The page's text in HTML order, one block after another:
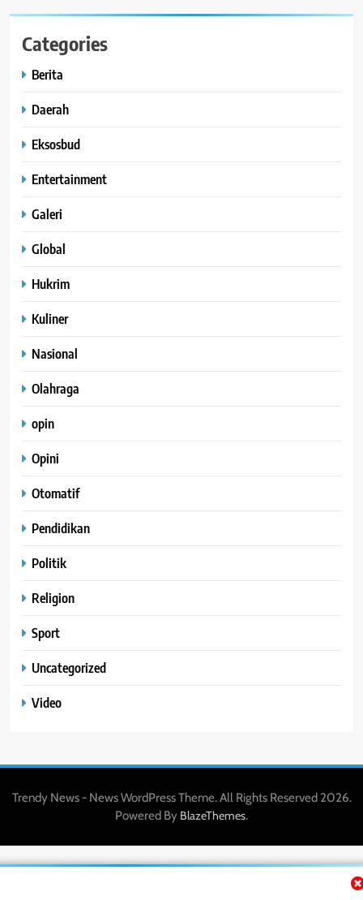
Categories
Berita
Daerah
Eksosbud
Entertainment
Galeri
Global
Hukrim
Kuliner
Nasional
Olahraga
opin
Opini
Otomatif
Pendidikan
Politik
Religion
Sport
Uncategorized
Video
Trendy News - News WordPress Theme. All Rights Reserved 2026.
Powered By BlazeThemes.